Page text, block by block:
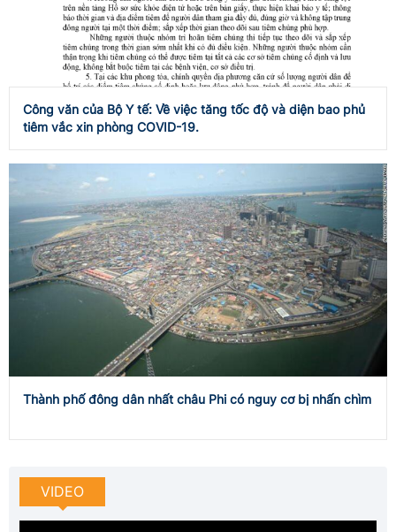
Công văn của Bộ Y tế: Về việc tăng tốc độ và diện bao phủ
tiêm vắc xin phòng COVID-19.
Thành phố đông dân nhất châu Phi có nguy cơ bị nhấn chìm
VIDEO